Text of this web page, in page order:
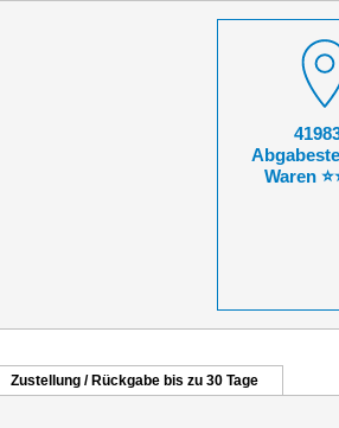
Waren
Zustellung / Rückgabe bis zu 30 Tage